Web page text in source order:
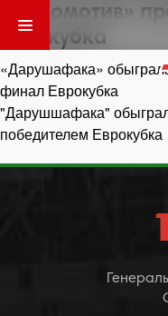
«Локомотив»
Еврокубка
Навигация
по
записям
«Дарушафака»
финал Еврокубка
"Дарушшафака"
победителем Еврокубка